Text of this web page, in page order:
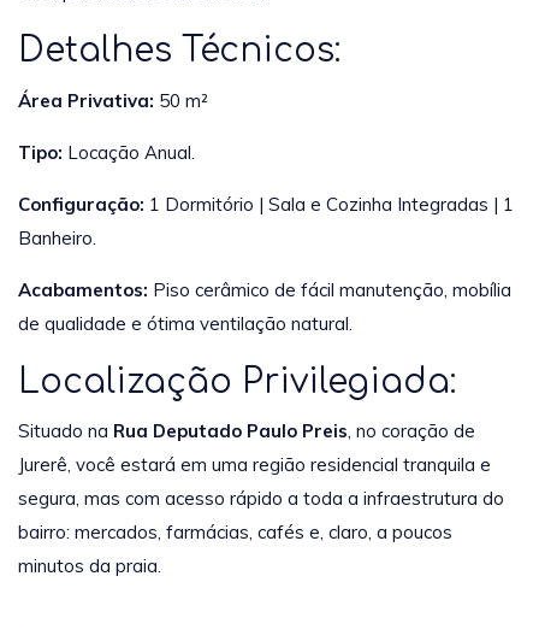
Detalhes Técnicos:
Área Privativa: 50 m²
Tipo: Locação Anual.
Configuração: 1 Dormitório | Sala e Cozinha Integradas | 1
Banheiro.
Acabamentos: Piso cerâmico de fácil manutenção, mobília
de qualidade e ótima ventilação natural.
Localização Privilegiada:
Situado na Rua Deputado Paulo Preis, no coração de
Jurerê, você estará em uma região residencial tranquila e
segura, mas com acesso rápido a toda a infraestrutura do
bairro: mercados, farmácias, cafés e, claro, a poucos
minutos da praia.